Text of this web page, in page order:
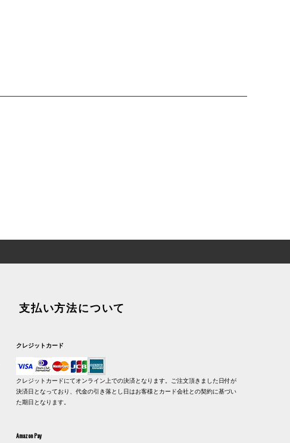
支払い方法について
クレジットカード
クレジットカードにてオンライン上での決済となります。ご注文頂きました日付が
決済日となっており、代金の引き落とし日はお客様とカード会社との契約に基づい
た期日となります。
Amazon Pay